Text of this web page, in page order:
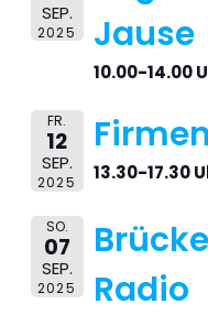
SEP.
2025
Jause
10.00-14.00
FR.
12
SEP.
2025 13.30-17.30
SO.
07
SEP.
2025
Radio